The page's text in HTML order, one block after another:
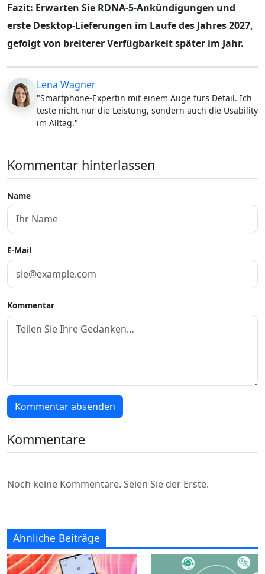
Fazit: Erwarten Sie RDNA-5-Ankündigungen und
erste Desktop-Lieferungen im Laufe des Jahres 2027,
gefolgt von breiterer Verfügbarkeit später im Jahr.
Lena Wagner
"Smartphone-Expertin mit einem Auge fürs Detail. Ich
teste nicht nur die Leistung, sondern auch die Usability
im Alltag."
Kommentar hinterlassen
Name
E-Mail
Kommentar
Kommentar absenden
Kommentare
Noch keine Kommentare. Seien Sie der Erste.
Ähnliche Beiträge